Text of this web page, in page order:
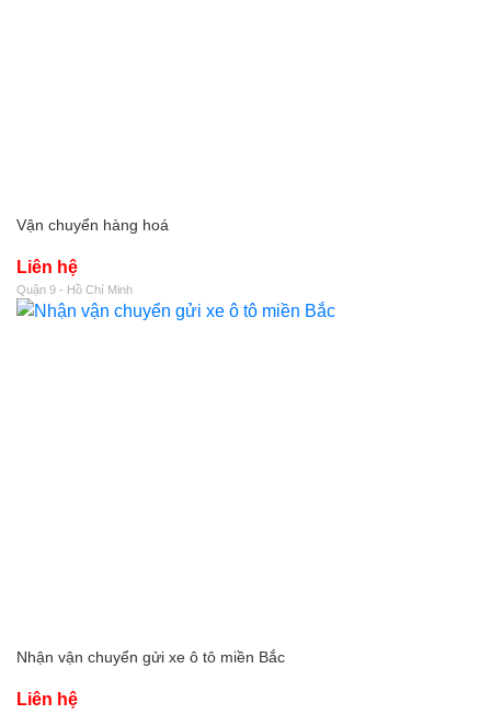
Vận chuyển hàng hoá
Liên hệ
Quận 9 - Hồ Chí Minh
Nhận vận chuyển gửi xe ô tô miền Bắc
Liên hệ